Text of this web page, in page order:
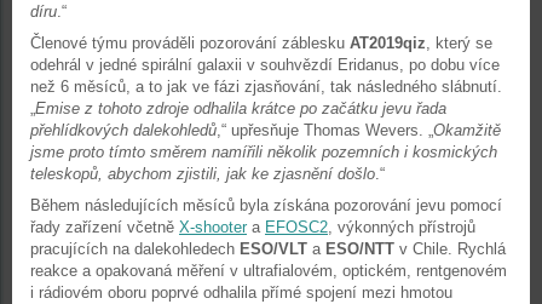
díru.“
Členové týmu prováděli pozorování záblesku AT2019qiz, který se
odehrál v jedné spirální galaxii v souhvězdí Eridanus, po dobu více
než 6 měsíců, a to jak ve fázi zjasňování, tak následného slábnutí.
„Emise z tohoto zdroje odhalila krátce po začátku jevu řada
přehlídkových dalekohledů,“ upřesňuje Thomas Wevers. „Okamžitě
jsme proto tímto směrem namířili několik pozemních i kosmických
teleskopů, abychom zjistili, jak ke zjasnění došlo.“
Během následujících měsíců byla získána pozorování jevu pomocí
řady zařízení včetně X-shooter a EFOSC2, výkonných přístrojů
pracujících na dalekohledech ESO/VLT a ESO/NTT v Chile. Rychlá
reakce a opakovaná měření v ultrafialovém, optickém, rentgenovém
i rádiovém oboru poprvé odhalila přímé spojení mezi hmotou